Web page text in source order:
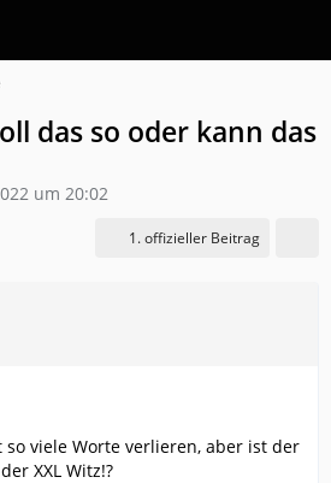
das so oder kann das
um 20:02
1. offizieller Beitrag
viele Worte verlieren, aber ist der
XXL Witz!?